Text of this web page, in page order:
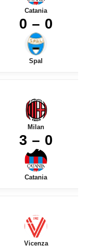
Catania
0 – 0
Spal
Milan
3 – 0
Catania
Vicenza